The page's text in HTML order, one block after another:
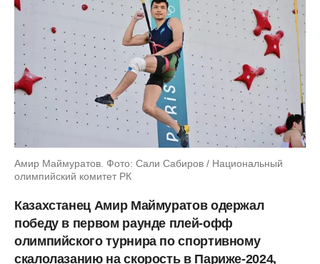
Амир Маймуратов. Фото: Сали Сабиров / Национальный
олимпийский комитет РК
Казахстанец Амир Маймуратов одержал
победу в первом раунде плей-офф
олимпийского турнира по спортивному
скалолазанию на скорость в Париже-2024,